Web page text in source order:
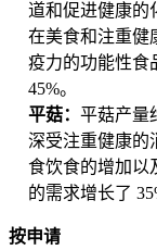
道和促进健康的
在美食和注重健
疫力的功能性食
45%。
平菇： 平菇产量
深受注重健康的
食饮食的增加以
的需求增长了
按申请